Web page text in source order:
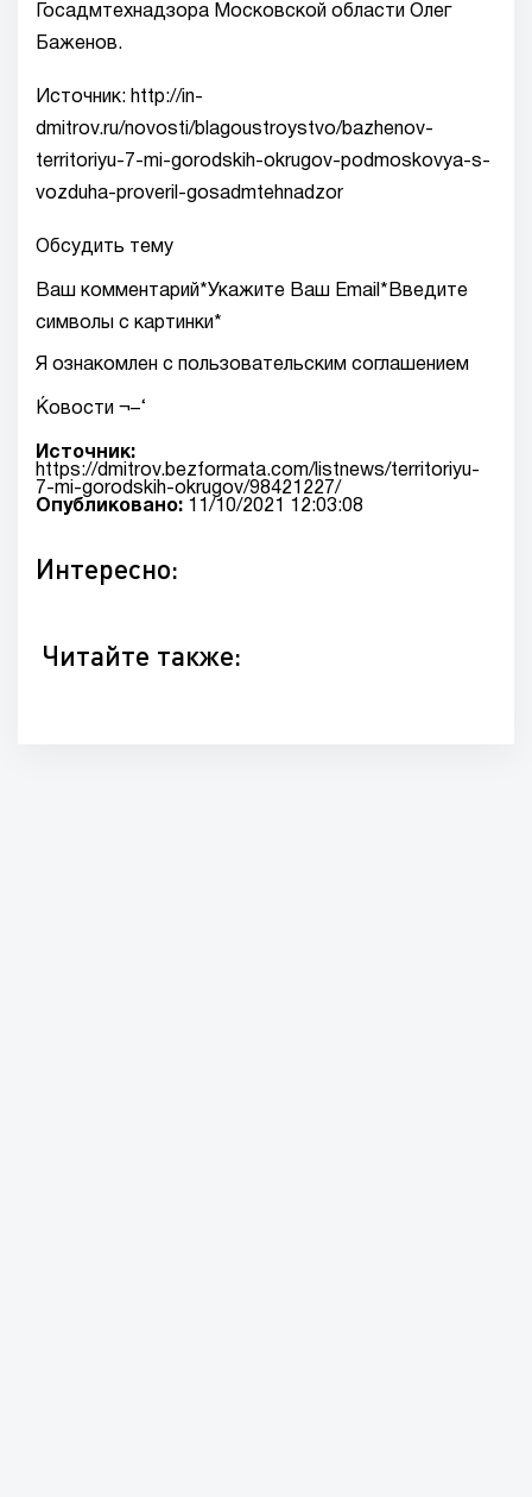
Госадмтехнадзора Московской области Олег
Баженов.
Источник: http://in-
dmitrov.ru/novosti/blagoustroystvo/bazhenov-
territoriyu-7-mi-gorodskih-okrugov-podmoskovya-s-
vozduha-proveril-gosadmtehnadzor
Обсудить тему
Ваш комментарий*Укажите Ваш Email*Введите
символы с картинки*
Я ознакомлен с пользовательским соглашением
Ќовости ¬–‘
Источник:
https://dmitrov.bezformata.com/listnews/territoriyu-
7-mi-gorodskih-okrugov/98421227/
Опубликовано: 11/10/2021 12:03:08
Интересно:
Читайте также: